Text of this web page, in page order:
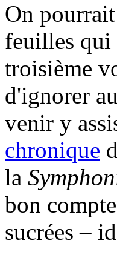
On
feuilles qui
troisième
d'ignorer
venir y
chronique
la S
bon
sucrées –